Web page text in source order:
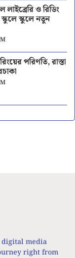
লাইব্রেরি ও রিডিং
স্কুলে নতুন
পরিণতি, রাস্তা
digital media
right from